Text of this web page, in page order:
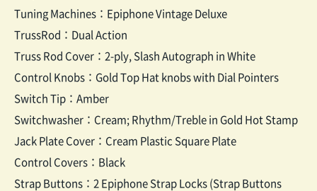
Tuning Machines：Epiphone Vintage Deluxe
TrussRod：Dual Action
Truss Rod Cover：2-ply, Slash Autograph in White
Control Knobs：Gold Top Hat knobs with Dial Pointers
Switch Tip：Amber
Switchwasher：Cream; Rhythm/Treble in Gold Hot Stamp
Jack Plate Cover：Cream Plastic Square Plate
Control Covers：Black
Strap Buttons：2 Epiphone Strap Locks (Strap Buttons